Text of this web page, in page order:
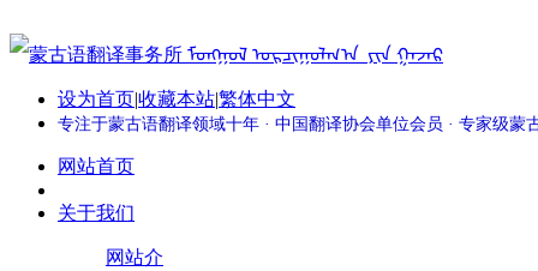
设为首页|收藏本站|繁体中文
专注于蒙古语翻译领域十年 · 中国翻译协会单位会员 · 专家级蒙
网站首页
关于我们
网站介